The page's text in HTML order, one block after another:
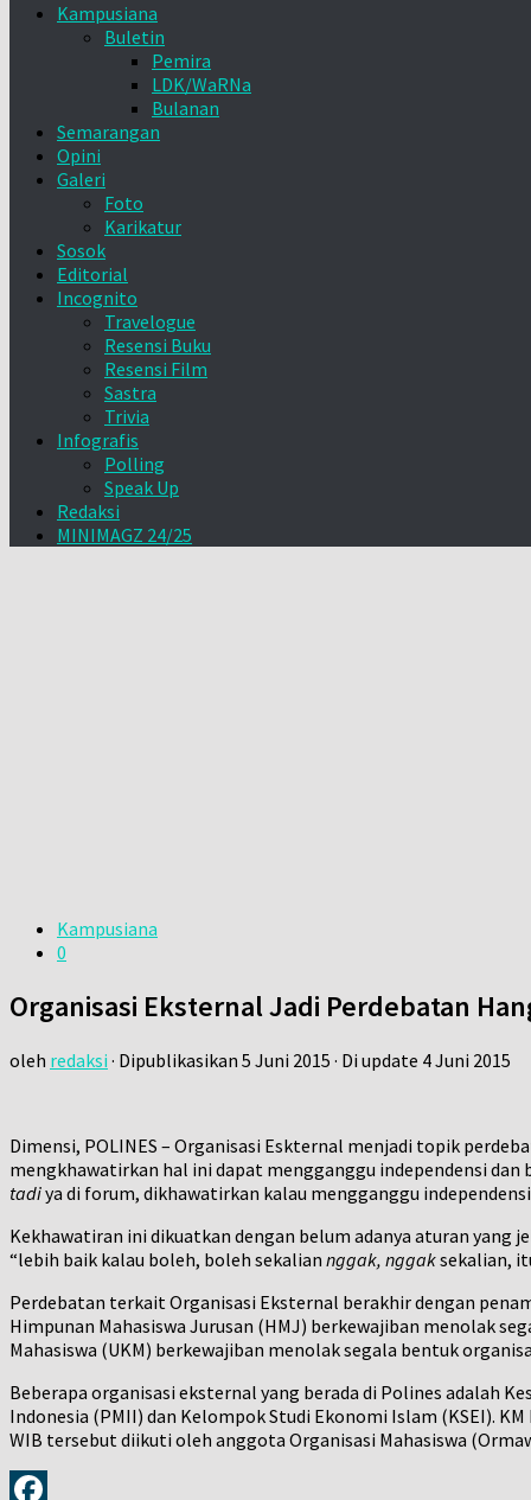
Kampusiana
Buletin
Pemira
LDK/WaRNa
Bulanan
Semarangan
Opini
Galeri
Foto
Karikatur
Sosok
Editorial
Incognito
Travelogue
Resensi Buku
Resensi Film
Sastra
Trivia
Infografis
Polling
Speak Up
Redaksi
MINIMAGZ 24/25
Kampusiana
0
Organisasi Eksternal Jadi Perdebatan
oleh redaksi · Dipublikasikan 5 Juni 2015 · Di update 4 Juni 2015
Dimensi, POLINES – Organisasi Eskternal menjadi topik
mengkhawatirkan hal ini dapat mengganggu independensi dan
tadiya di forum, dikhawatirkan kalau mengganggu
Kekhawatiran ini dikuatkan dengan belum adanya aturan yang
“lebih baik kalau boleh, boleh sekalian nggak, nggaksekalian,
Perdebatan terkait Organisasi Eksternal berakhir dengan
Himpunan Mahasiswa Jurusan (HMJ) berkewajiban menolak
Mahasiswa (UKM) berkewajiban menolak segala bentuk
Beberapa organisasi eksternal yang berada di Polines adalah
Indonesia (PMII) dan Kelompok Studi Ekonomi Islam (KSEI).
WIB tersebut diikuti oleh anggota Organisasi Mahasiswa